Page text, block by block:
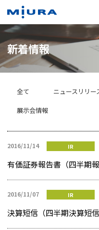
新着情報
全て ニュースリリー
展示会情報
2016/11/14 IR
有価証券報告書（四半期
2016/11/07 IR
決算短信（四半期決算短